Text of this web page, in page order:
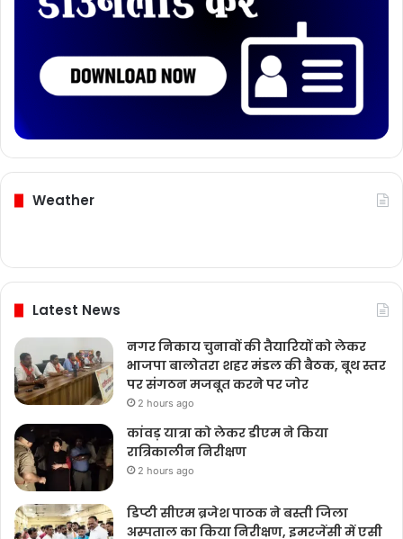
नगर निकाय चुनावों की तैयारियों को लेकर
भाजपा बालोतरा शहर मंडल की बैठक, बूथ स्तर
पर संगठन मजबूत करने पर जोर
2 hours ago
कांवड़ यात्रा को लेकर डीएम ने किया
रात्रिकालीन निरीक्षण
डिप्टी सीएम ब्रजेश पाठक ने बस्ती जिला